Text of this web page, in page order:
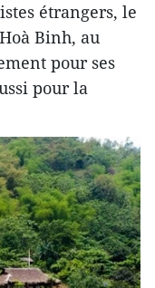
étrangers, le
Binh, au
pour ses
pour la